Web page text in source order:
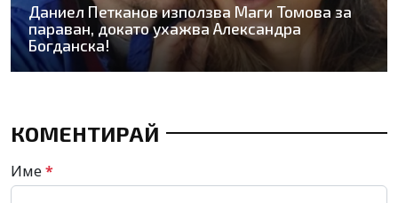
Даниел Петканов използва Маги Томова за
параван, докато ухажва Александра
Богданска!
КОМЕНТИРАЙ
Име*